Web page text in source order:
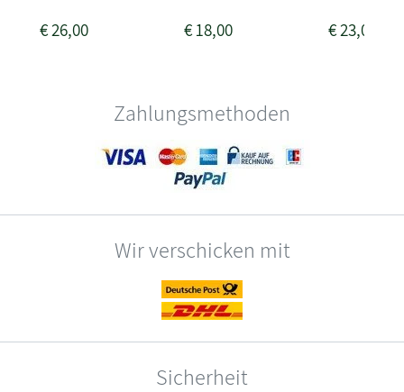
€26,00 €18,00 €23,00
Zahlungsmethoden
Wir verschicken mit
Sicherheit